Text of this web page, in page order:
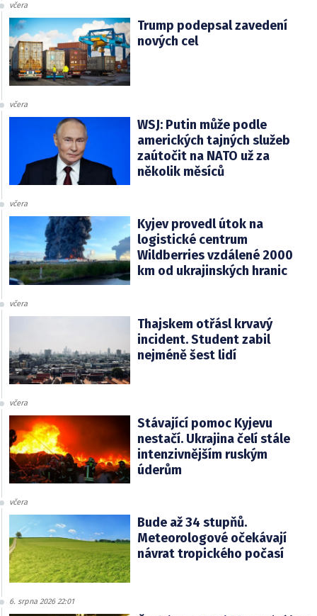
včera
Trump podepsal zavedení
nových cel
včera
WSJ: Putin může podle
amerických tajných služeb
zaútočit na NATO už za
několik měsíců
včera
Kyjev provedl útok na
logistické centrum
Wildberries vzdálené 2000
km od ukrajinských hranic
včera
Thajskem otřásl krvavý
incident. Student zabil
nejméně šest lidí
včera
Stávající pomoc Kyjevu
nestačí. Ukrajina čelí stále
intenzivnějším ruským
úderům
včera
Bude až 34 stupňů.
Meteorologové očekávají
návrat tropického počasí
6. srpna 2026 22:01